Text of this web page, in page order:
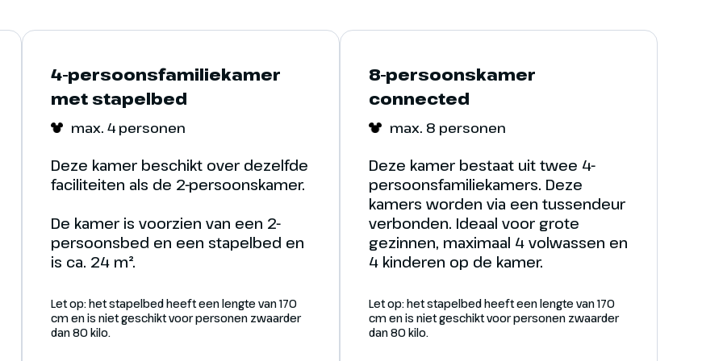
4-persoonsfamiliekamer
met stapelbed
max. 4 personen
Deze kamer beschikt over dezelfde
faciliteiten als de 2-persoonskamer.
De kamer is voorzien van een 2-
persoonsbed en een stapelbed en
is ca. 24 m².
Let op: het stapelbed heeft een lengte van 170
cm en is niet geschikt voor personen zwaarder
dan 80 kilo.
8-persoonskamer
connected
max. 8 personen
Deze kamer bestaat uit twee 4-
persoonsfamiliekamers. Deze
kamers worden via een tussendeur
verbonden. Ideaal voor grote
gezinnen, maximaal 4 volwassen en
4 kinderen op de kamer.
Let op: het stapelbed heeft een lengte van 170
cm en is niet geschikt voor personen zwaarder
dan 80 kilo.
Een voorproefje
Ontdek de magie
Een voorproefje van het Disneyland Park in
Parijs biedt een glimp van de betoverende
Disney magie die je te wachten staat.
Een voorproefje van Disney Adventure World in
Parijs onthult de opwindende wereld van
filmische avonturen, spectaculaire shows en
ontmoetingen met je favoriete Disney Figuren.